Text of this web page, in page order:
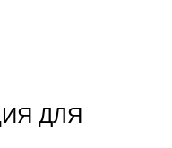
ДЛЯ